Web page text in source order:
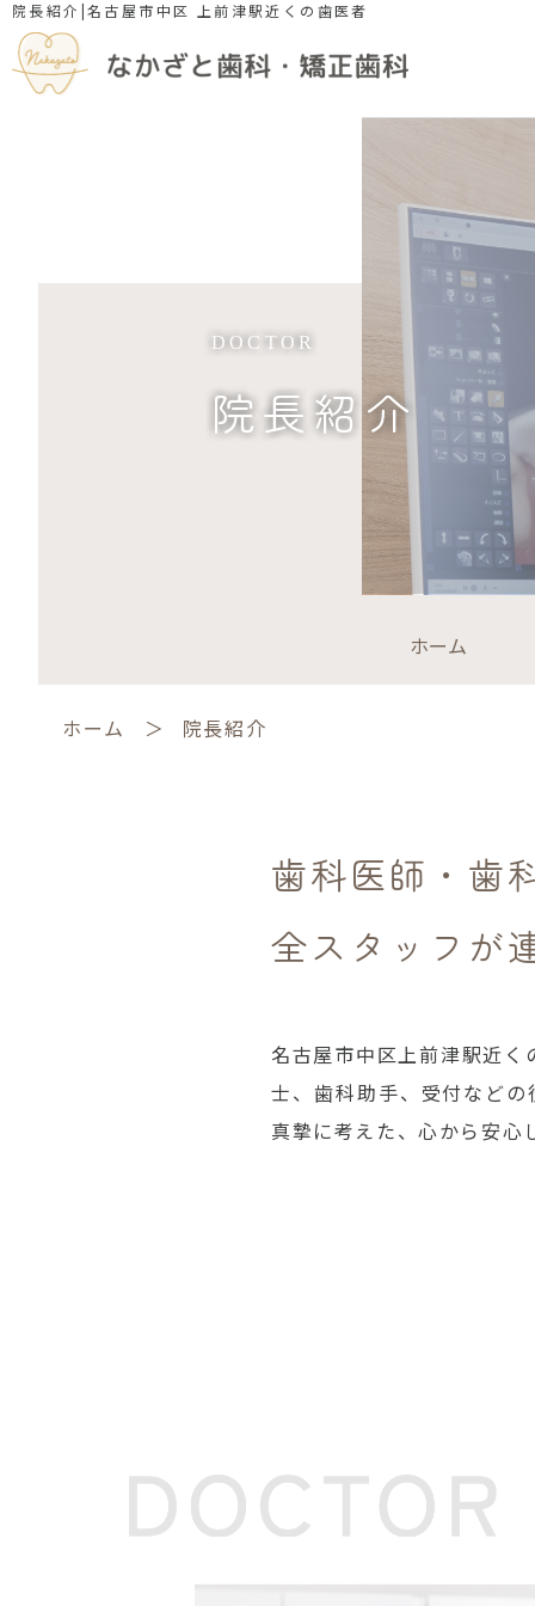
院長紹介|名古屋市中区 上前津駅近くの歯医者
院長紹介
ホーム
ホーム 院長紹介
歯科医師・歯
全スタッフが
名古屋市中区上前津駅近
士、歯科助手、受付など
真摯に考えた、心から安心